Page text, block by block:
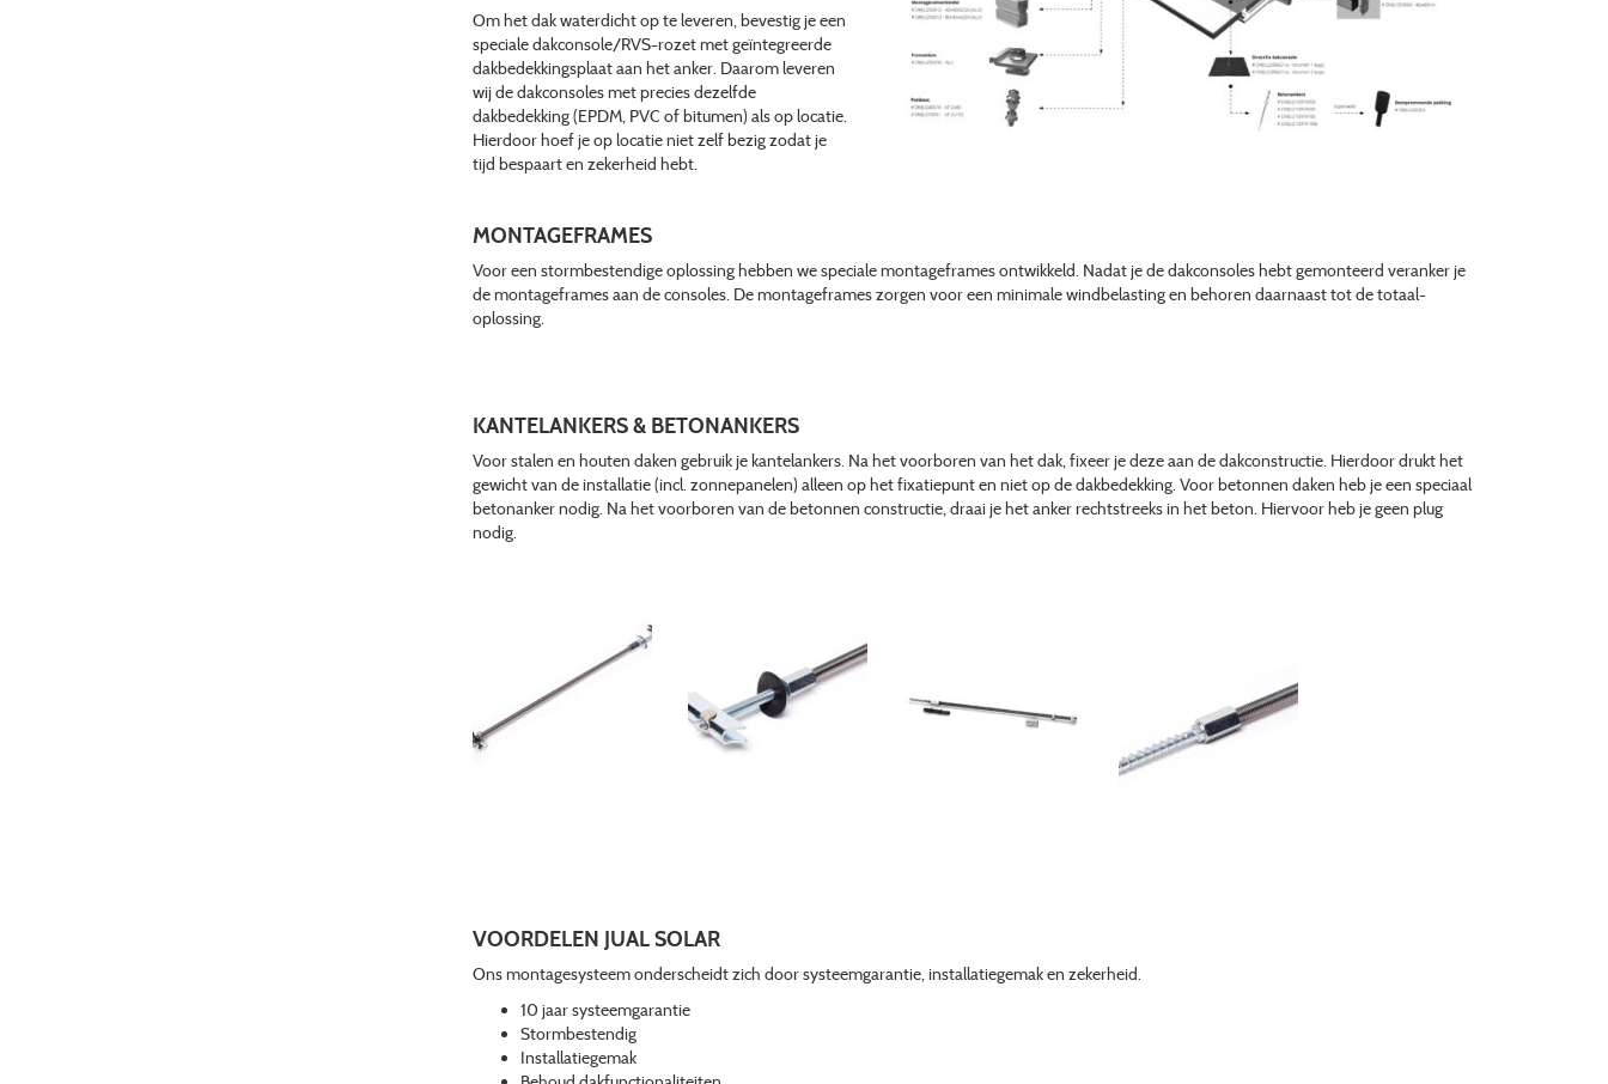
Om het dak waterdicht op te leveren, bevestig je een
speciale dakconsole/RVS-rozet met geïntegreerde
dakbedekkingsplaat aan het anker. Daarom leveren
wij de dakconsoles met precies dezelfde
dakbedekking (EPDM, PVC of bitumen) als op locatie.
Hierdoor hoef je op locatie niet zelf bezig zodat je
tijd bespaart en zekerheid hebt.
MONTAGEFRAMES
Voor een stormbestendige oplossing hebben we speciale montageframes ontwikkeld. Nadat je de dakconsoles hebt gemonteerd veranker je
de montageframes aan de consoles. De montageframes zorgen voor een minimale windbelasting en behoren daarnaast tot de totaal-
oplossing.
KANTELANKERS & BETONANKERS
Voor stalen en houten daken gebruik je kantelankers. Na het voorboren van het dak, fixeer je deze aan de dakconstructie. Hierdoor drukt het
gewicht van de installatie (incl. zonnepanelen) alleen op het fixatiepunt en niet op de dakbedekking. Voor betonnen daken heb je een speciaal
betonanker nodig. Na het voorboren van de betonnen constructie, draai je het anker rechtstreeks in het beton. Hiervoor heb je geen plug
nodig.
VOORDELEN JUAL SOLAR
Ons montagesysteem onderscheidt zich door systeemgarantie, installatiegemak en zekerheid.
10 jaar systeemgarantie
Stormbestendig
Installatiegemak